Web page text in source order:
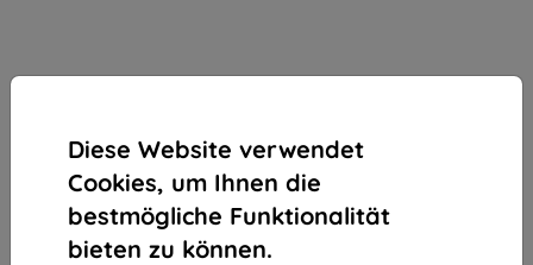
Diese Website verwendet
Cookies, um Ihnen die
bestmögliche Funktionalität
bieten zu können.